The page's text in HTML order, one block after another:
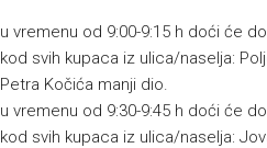
u vremenu od 9:00-9:15 h doći će
kod svih kupaca iz ulica/naselja:
Petra Kočića manji dio.
u vremenu od 9:30-9:45 h doći će
kod svih kupaca iz ulica/naselja: